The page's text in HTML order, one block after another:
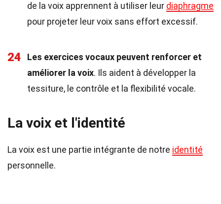
de la voix apprennent à utiliser leur diaphragme
pour projeter leur voix sans effort excessif.
24
Les exercices vocaux peuvent renforcer et
améliorer la voix. Ils aident à développer la
tessiture, le contrôle et la flexibilité vocale.
La voix et l'identité
La voix est une partie intégrante de notre identité
personnelle.